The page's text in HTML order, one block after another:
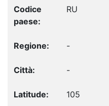
RU
-
-
105